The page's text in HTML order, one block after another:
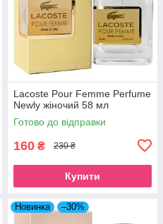
Lacoste Pour Femme Perfume
Newly жіночий 58 мл
Готово до відправки
160 ₴ 230 ₴
Купити
Новинка –30%